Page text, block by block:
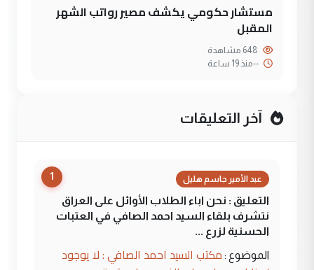
مستشار حكومي يكشف مصير رواتب الشهر
المقبل
--منذ 19 ساعة
آخر التعليقات
1 عبد الأمير جاسم هليل
التعليق : نحن اباء الطلاب الأوائل على العراق
نتشرف بلقاء السيد احمد الصافي في العتبات
الحسنية لزرع ...
الموضوع : مكتب السيد احمد الصافي : لا يوجود